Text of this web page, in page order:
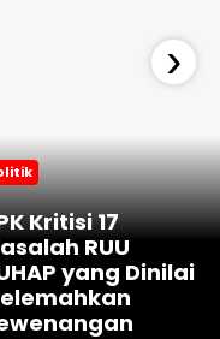
Kritisi 17
RUU
yang Dinilai
›